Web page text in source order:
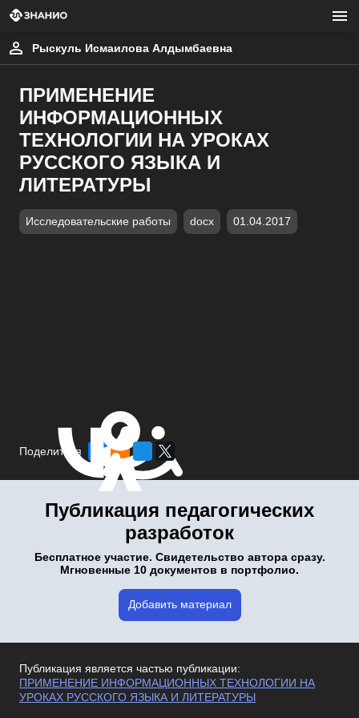
Рыскуль Исмаилова Алдымбаевна
ПРИМЕНЕНИЕ
ИНФОРМАЦИОННЫХ
ТЕХНОЛОГИИ НА УРОКАХ
РУССКОГО ЯЗЫКА И
ЛИТЕРАТУРЫ
Исследовательские работы docx 01.04.2017
Поделиться
Публикация педагогических
разработок
Бесплатное участие. Свидетельство автора сразу.
Мгновенные 10 документов в портфолио.
Добавить материал
Публикация является частью публикации:
ПРИМЕНЕНИЕ ИНФОРМАЦИОННЫХ ТЕХНОЛОГИИ НА
УРОКАХ РУССКОГО ЯЗЫКА И ЛИТЕРАТУРЫ